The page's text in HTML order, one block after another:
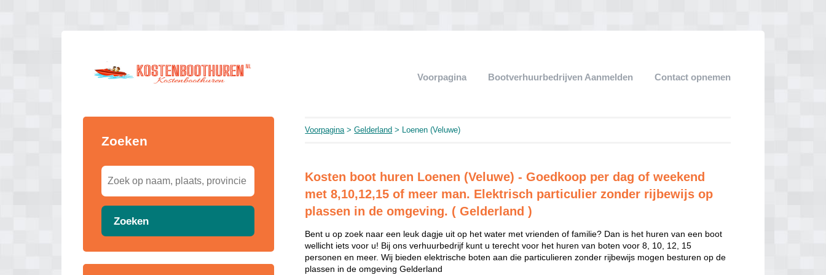
Voorpagina Bootverhuurbedrijven Aanmelden Contact opnemen
Zoeken
Zoeken
Voorpagina>Gelderland > Loenen (Veluwe)
Kosten boot huren Loenen (Veluwe) - Goedkoop per dag of weekend
met 8,10,12,15 of meer man. Elektrisch particulier zonder rijbewijs op
plassen in de omgeving. ( Gelderland )
Bent u op zoek naar een leuk dagje uit op het water met vrienden of familie? Dan is het huren van een boot
wellicht iets voor u! Bij ons verhuurbedrijf kunt u terecht voor het huren van boten voor 8, 10, 12, 15
personen en meer. Wij bieden elektrische boten aan die particulieren zonder rijbewijs mogen besturen op de
plassen in de omgeving Gelderland